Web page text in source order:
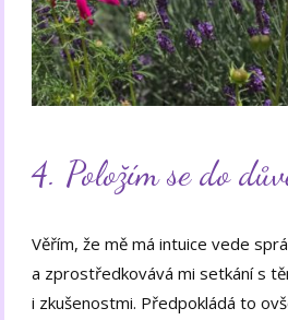
4. Položím se do
Věřím, že mě má intuice vede
a zprostředkovává mi setkání s
i zkušenostmi. Předpokládá to